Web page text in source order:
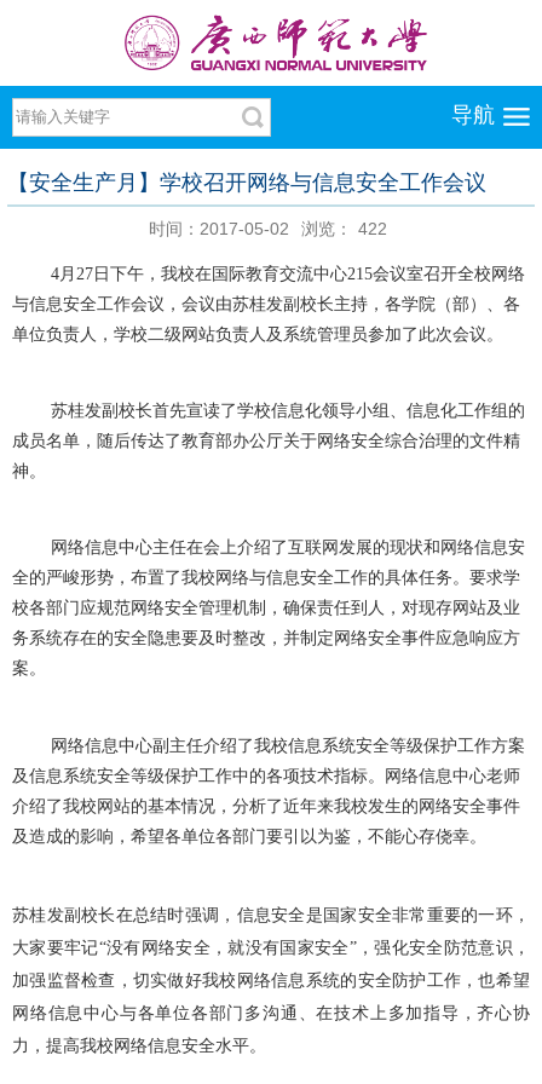
导航
【安全生产月】学校召开网络与信息安全工作会议
时间：2017-05-02 浏览： 422
4月27日下午，我校在国际教育交流中心215会议室召开全校网络
与信息安全工作会议，会议由苏桂发副校长主持，各学院（部）、各
单位负责人，学校二级网站负责人及系统管理员参加了此次会议。
苏桂发副校长首先宣读了学校信息化领导小组、信息化工作组的
成员名单，随后传达了教育部办公厅关于网络安全综合治理的文件精
神。
网络信息中心主任在会上介绍了互联网发展的现状和网络信息安
全的严峻形势，布置了我校网络与信息安全工作的具体任务。要求学
校各部门应规范网络安全管理机制，确保责任到人，对现存网站及业
务系统存在的安全隐患要及时整改，并制定网络安全事件应急响应方
案。
网络信息中心副主任介绍了我校信息系统安全等级保护工作方案
及信息系统安全等级保护工作中的各项技术指标。网络信息中心老师
介绍了我校网站的基本情况，分析了近年来我校发生的网络安全事件
及造成的影响，希望各单位各部门要引以为鉴，不能心存侥幸。
苏桂发副校长在总结时强调，信息安全是国家安全非常重要的一环，
大家要牢记“没有网络安全，就没有国家安全”，强化安全防范意识，
加强监督检查，切实做好我校网络信息系统的安全防护工作，也希望
网络信息中心与各单位各部门多沟通、在技术上多加指导，齐心协
力，提高我校网络信息安全水平。